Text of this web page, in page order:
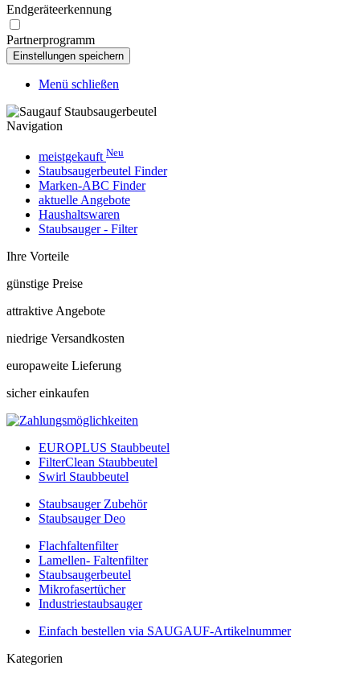
Endgeräteerkennung
Partnerprogramm
Menü schließen
Navigation
meistgekauft Neu
Staubsaugerbeutel Finder
Marken-ABC Finder
aktuelle Angebote
Haushaltswaren
Staubsauger - Filter
Ihre Vorteile
günstige Preise
attraktive Angebote
niedrige Versandkosten
europaweite Lieferung
sicher einkaufen
EUROPLUS Staubbeutel
FilterClean Staubbeutel
Swirl Staubbeutel
Staubsauger Zubehör
Staubsauger Deo
Flachfaltenfilter
Lamellen- Faltenfilter
Staubsaugerbeutel
Mikrofasertücher
Industriestaubsauger
Einfach bestellen via SAUGAUF-Artikelnummer
Kategorien